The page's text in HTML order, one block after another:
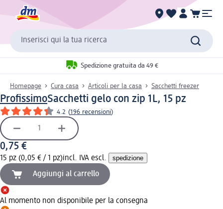
Inserisci qui la tua ricerca
Spedizione gratuita da 49 €
Homepage Cura casa Articoli per la casa Sacchetti freezer
ProfissimoSacchetti gelo con zip 1L, 15 pz
4.2 (196 recensioni)
0,75 €
15 pz (0,05 € / 1 pz)incl. IVA escl. spedizione
Aggiungi al carrello
Al momento non disponibile per la consegna